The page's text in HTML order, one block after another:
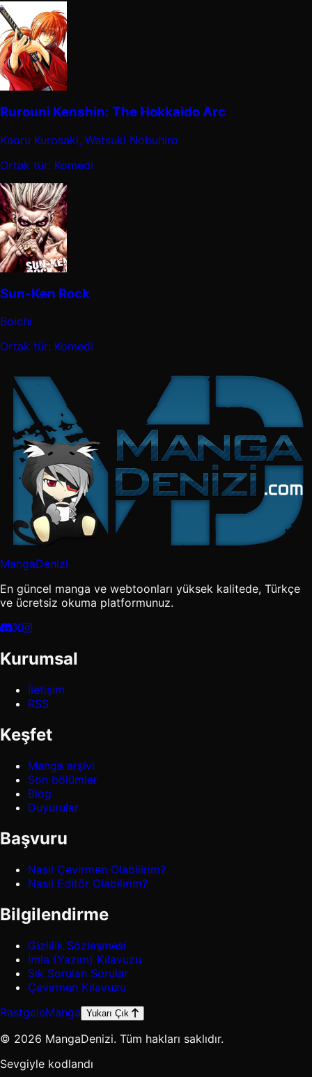
Rurouni Kenshin: The Hokkaido Arc
Kaoru Kurosaki, Watsuki Nobuhiro
Ortak tür: Komedi
Sun-Ken Rock
Boichi
Ortak tür: Komedi
MangaDenizi
En güncel manga ve webtoonları yüksek kalitede, Türkçe
ve ücretsiz okuma platformunuz.
Kurumsal
İletişim
RSS
Keşfet
Manga arşivi
Son bölümler
Blog
Duyurular
Başvuru
Nasıl Çevirmen Olabilirim?
Nasıl Editör Olabilirim?
Bilgilendirme
Gizlilik Sözleşmesi
İmla (Yazım) Kılavuzu
Sık Sorulan Sorular
Çevirmen Kılavuzu
RastgeleManga Yukarı Çık
© 2026 MangaDenizi. Tüm hakları saklıdır.
Sevgiyle kodlandı